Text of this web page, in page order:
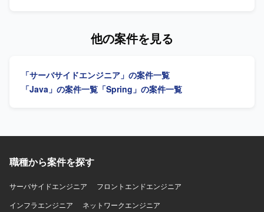
ントエンドではReactおよびTypeScript、Vite、Chakra UIを
だきます。開発環境としてVisual Studio Code、GitHub、
GitHub Actions、OpenAPI Generator（Swagger）を利用
計方針の検討ができ、フットワーク軽くコミュニケーショ
【ポジションの魅力】 モダンな技術スタックを用いた貿易
システム開発に長期で携わることができ、APIファーストな
開発スタイルのもとでバックエンドからフロントエンドま
で幅広い経験を積むことができます。 【開発環境】
OpenAPI 3.0、YAML、Java 25、Spring Boot 3.5.x、
他の案件を見る
「サーバサイドエンジニア」の案件一覧
「Java」の案件一覧 「Spring」の案件一覧
職種から案件を探す
サーバサイドエンジニア
フロントエンドエンジニア
インフラエンジニア
ネットワークエンジニア